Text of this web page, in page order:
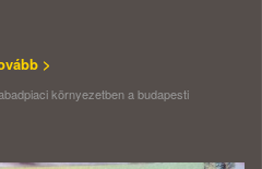
>
környezetben a budapesti